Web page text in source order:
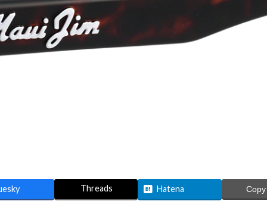
Threads Hatena Copy